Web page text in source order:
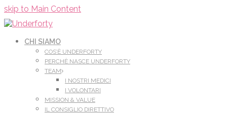
skip to Main Content
CHI SIAMO
COS’È UNDERFORTY
PERCHÈ NASCE UNDERFORTY
TEAM
I NOSTRI MEDICI
I VOLONTARI
MISSION & VALUE
IL CONSIGLIO DIRETTIVO